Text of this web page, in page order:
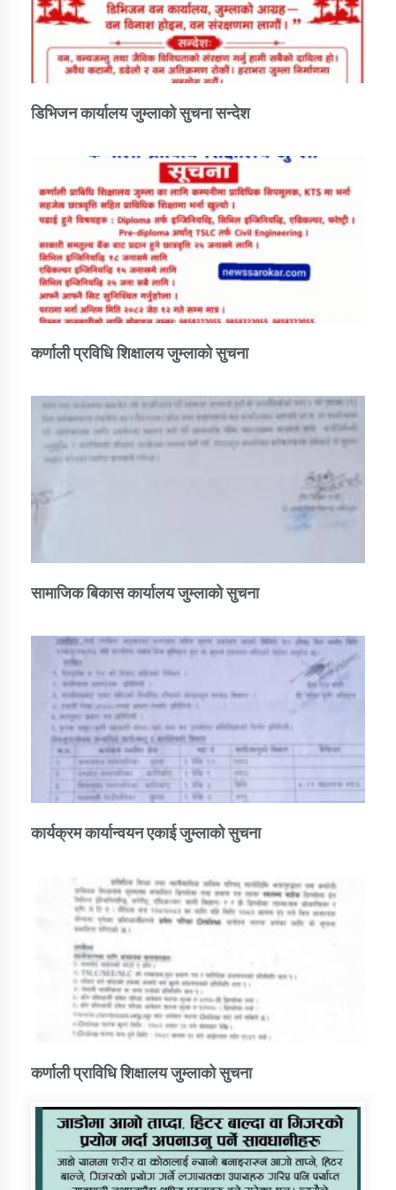
डिभिजन कार्यालय जुम्लाको सुचना सन्देश
कर्णाली प्रविधि शिक्षालय जुम्लाको सुचना
सामाजिक बिकास कार्यालय जुम्लाकाे सुचना
कार्यक्रम कार्यान्वयन एकाई जुम्लाको सुचना
कर्णाली प्राविधि शिक्षालय जुम्लाको सुचना